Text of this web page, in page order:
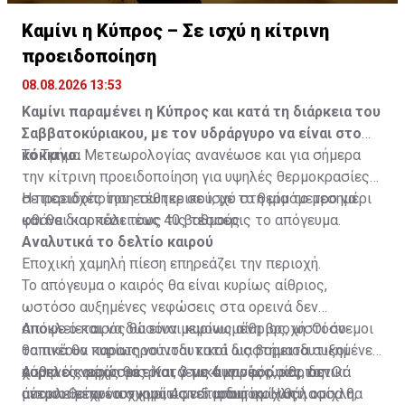
Καμίνι η Κύπρος – Σε ισχύ η κίτρινη
προειδοποίηση
08.08.2026 13:53
Καμίνι παραμένει η Κύπρος και κατά τη διάρκεια του
Σαββατοκύριακου, με τον υδράργυρο να είναι στο
κόκκινο.
Το Τμήμα Μετεωρολογίας ανανέωσε και για σήμερα
την κίτρινη προειδοποίηση για υψηλές θερμοκρασίες
σε περιοχές του εσωτερικού, με το θερμόμετρο να
φθάνει και πάλι τους 40 βαθμούς.
Η προειδοποίηση τέθηκε σε ισχύ στη μία το μεσημέρι
και θα διαρκέσει έως τις τέσσερις το απόγευμα.
Αναλυτικά το δελτίο καιρού
Εποχική χαμηλή πίεση επηρεάζει την περιοχή.
Το απόγευμα ο καιρός θα είναι κυρίως αίθριος,
ωστόσο αυξημένες νεφώσεις στα ορεινά δεν
αποκλείεται να δώσουν μεμονωμένη βροχή. Οι άνεμοι
θα πνέουν κυρίως νοτιοδυτικοί ως βορειοδυτικοί
ασθενείς μέχρι μέτριοι, 3 με 4 μποφόρ, και τοπικά
μέτριοι μέχρι ισχυροί, 4 με 5 μποφόρ. Η θάλασσα θα
Απόψε ο καιρός θα είναι κυρίως αίθριος, ωστόσο
τοπικά θα παρατηρούνται κατά διαστήματα αυξημένες
χαμηλές νεφώσεις. Κατά τις αυγινές ώρες, δεν
αποκλείεται να σχηματιστεί αραιή ομίχλη ή ομίχλη,
Αύριο ο καιρός θα είναι γενικά κυρίως αίθριος. Οι
άνεμοι θα πνέουν κυρίως νοτιοδυτικοί ως